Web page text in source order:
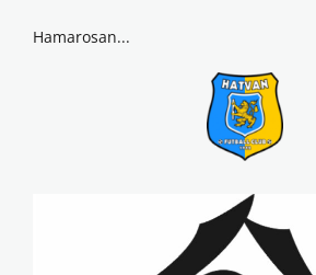
Hamarosan...